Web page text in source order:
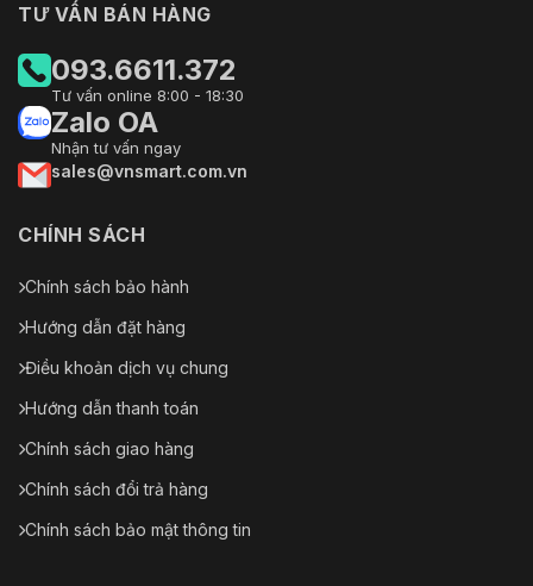
TƯ VẤN BÁN HÀNG
093.6611.372
Tư vấn online 8:00 - 18:30
Zalo OA
Nhận tư vấn ngay
sales@vnsmart.com.vn
CHÍNH SÁCH
Chính sách bảo hành
Hướng dẫn đặt hàng
Điều khoản dịch vụ chung
Hướng dẫn thanh toán
Chính sách giao hàng
Chính sách đổi trả hàng
Chính sách bảo mật thông tin